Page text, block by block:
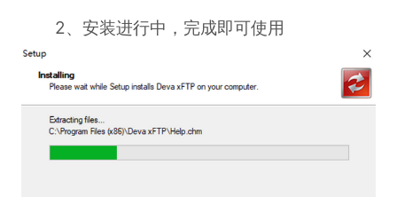
2、安装进行中，完成即可使用